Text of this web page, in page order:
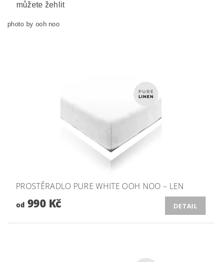
můžete žehlit
photo by ooh noo
PROSTĚRADLO PURE WHITE OOH NOO – LEN
od 990 Kč DETAIL